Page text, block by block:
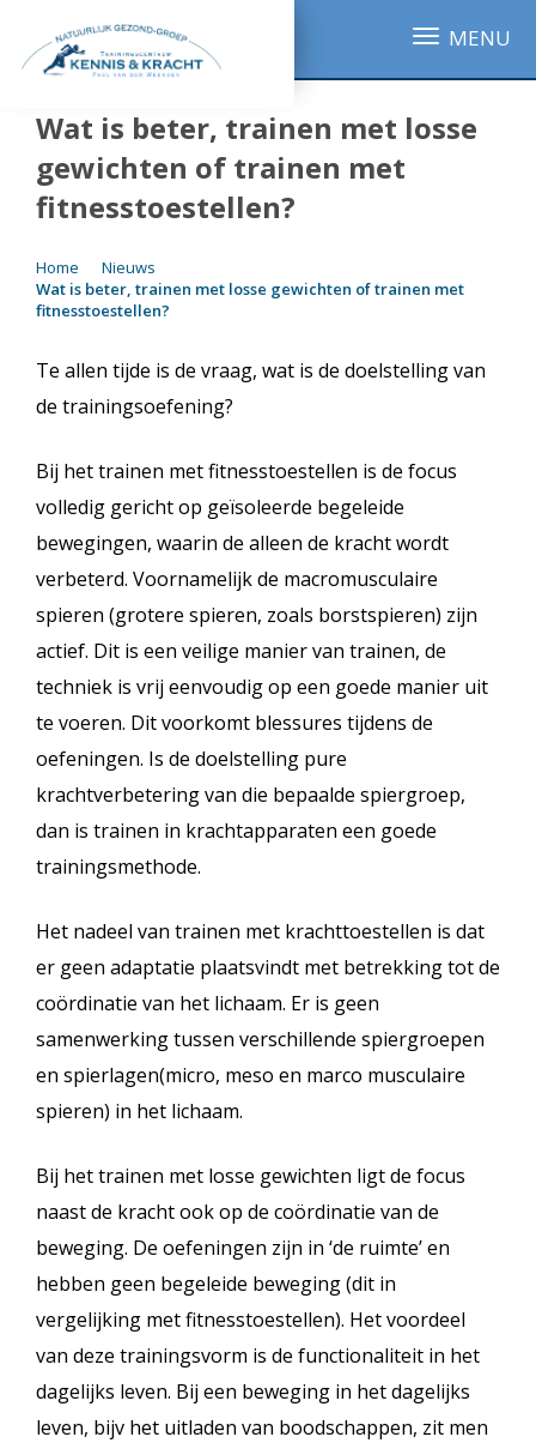
MENU
Wat is beter, trainen met losse
gewichten of trainen met
fitnesstoestellen?
Home
Nieuws
Wat is beter, trainen met losse gewichten of trainen met
fitnesstoestellen?
Te allen tijde is de vraag, wat is de doelstelling van
de trainingsoefening?
Bij het trainen met fitnesstoestellen is de focus
volledig gericht op geïsoleerde begeleide
bewegingen, waarin de alleen de kracht wordt
verbeterd. Voornamelijk de macromusculaire
spieren (grotere spieren, zoals borstspieren) zijn
actief. Dit is een veilige manier van trainen, de
techniek is vrij eenvoudig op een goede manier uit
te voeren. Dit voorkomt blessures tijdens de
oefeningen. Is de doelstelling pure
krachtverbetering van die bepaalde spiergroep,
dan is trainen in krachtapparaten een goede
trainingsmethode.
Het nadeel van trainen met krachttoestellen is dat
er geen adaptatie plaatsvindt met betrekking tot de
coördinatie van het lichaam. Er is geen
samenwerking tussen verschillende spiergroepen
en spierlagen(micro, meso en marco musculaire
spieren) in het lichaam.
Bij het trainen met losse gewichten ligt de focus
naast de kracht ook op de coördinatie van de
beweging. De oefeningen zijn in ‘de ruimte’ en
hebben geen begeleide beweging (dit in
vergelijking met fitnesstoestellen). Het voordeel
van deze trainingsvorm is de functionaliteit in het
dagelijks leven. Bij een beweging in het dagelijks
leven, bijv het uitladen van boodschappen, zit men